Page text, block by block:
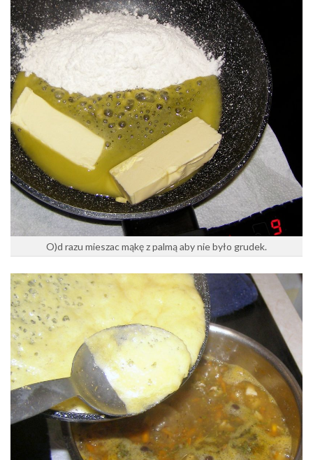
O)d razu mieszac mąkę z palmą aby nie było grudek.